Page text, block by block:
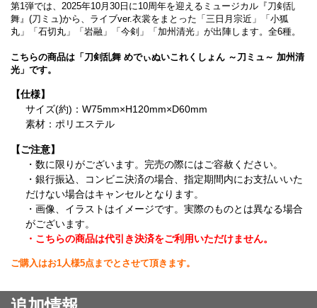
第1弾では、2025年10月30日に10周年を迎えるミュージカル『刀剣乱
舞』(刀ミュ)から、ライブver.衣裳をまとった「三日月宗近」「小狐
丸」「石切丸」「岩融」「今剣」「加州清光」が出陣します。全6種。
こちらの商品は「刀剣乱舞 めでぃぬいこれくしょん ～刀ミュ～ 加州清
光」です。
【仕様】
サイズ(約)：W75mm×H120mm×D60mm
素材：ポリエステル
【ご注意】
・数に限りがございます。完売の際にはご容赦ください。
・銀行振込、コンビニ決済の場合、指定期間内にお支払いいた
だけない場合はキャンセルとなります。
・画像、イラストはイメージです。実際のものとは異なる場合
がございます。
・こちらの商品は代引き決済をご利用いただけません。
ご購入はお1人様5点までとさせて頂きます。